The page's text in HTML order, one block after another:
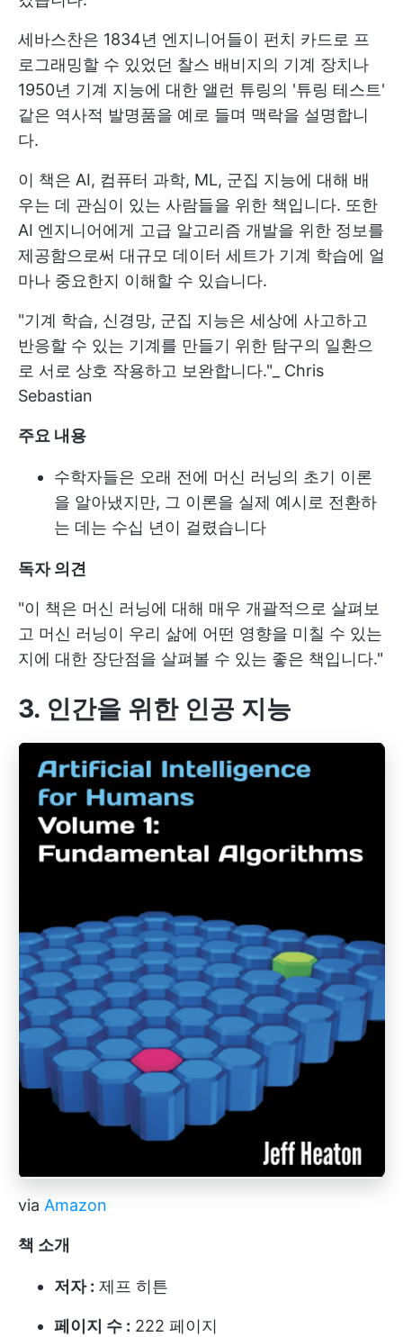
세바스찬은 1834년 엔지니어들이 펀치 카드로 프
로그래밍할 수 있었던 찰스 배비지의 기계 장치나
1950년 기계 지능에 대한 앨런 튜링의 '튜링 테스트'
같은 역사적 발명품을 예로 들며 맥락을 설명합니
다.
이 책은 AI, 컴퓨터 과학, ML, 군집 지능에 대해 배
우는 데 관심이 있는 사람들을 위한 책입니다. 또한
AI 엔지니어에게 고급 알고리즘 개발을 위한 정보를
제공함으로써 대규모 데이터 세트가 기계 학습에 얼
마나 중요한지 이해할 수 있습니다.
"기계 학습, 신경망, 군집 지능은 세상에 사고하고
반응할 수 있는 기계를 만들기 위한 탐구의 일환으
로 서로 상호 작용하고 보완합니다."_ Chris
Sebastian
주요 내용
수학자들은 오래 전에 머신 러닝의 초기 이론
을 알아냈지만, 그 이론을 실제 예시로 전환하
는 데는 수십 년이 걸렸습니다
독자 의견
"이 책은 머신 러닝에 대해 매우 개괄적으로 살펴보
고 머신 러닝이 우리 삶에 어떤 영향을 미칠 수 있는
지에 대한 장단점을 살펴볼 수 있는 좋은 책입니다."
3. 인간을 위한 인공 지능
via Amazon
책 소개
저자 : 제프 히튼
페이지 수 : 222 페이지